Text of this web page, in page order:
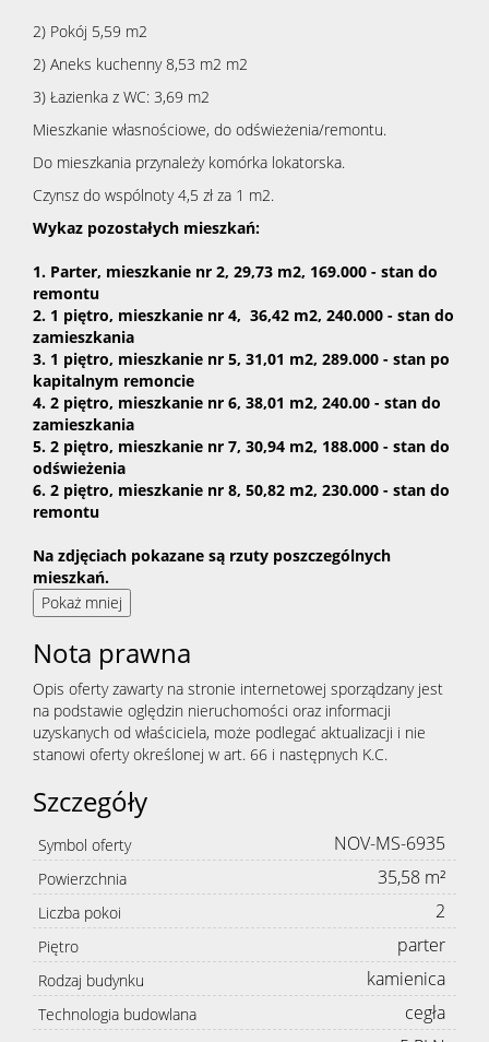
2) Pokój 5,59 m2
2) Aneks kuchenny 8,53 m2 m2
3) Łazienka z WC: 3,69 m2
Mieszkanie własnościowe, do odświeżenia/remontu.
Do mieszkania przynależy komórka lokatorska.
Czynsz do wspólnoty 4,5 zł za 1 m2.
Wykaz pozostałych mieszkań:
1. Parter, mieszkanie nr 2, 29,73 m2, 169.000 - stan do
remontu
2. 1 piętro, mieszkanie nr 4, 36,42 m2, 240.000 - stan do
zamieszkania
3. 1 piętro, mieszkanie nr 5, 31,01 m2, 289.000 - stan po
kapitalnym remoncie
4. 2 piętro, mieszkanie nr 6, 38,01 m2, 240.00 - stan do
zamieszkania
5. 2 piętro, mieszkanie nr 7, 30,94 m2, 188.000 - stan do
odświeżenia
6. 2 piętro, mieszkanie nr 8, 50,82 m2, 230.000 - stan do
remontu
Na zdjęciach pokazane są rzuty poszczególnych
mieszkań.
Pokaż mniej
Nota prawna
Opis oferty zawarty na stronie internetowej sporządzany jest
na podstawie oględzin nieruchomości oraz informacji
uzyskanych od właściciela, może podlegać aktualizacji i nie
stanowi oferty określonej w art. 66 i następnych K.C.
Szczegóły
Symbol oferty NOV-MS-6935
Powierzchnia 35,58 m²
Liczba pokoi 2
Piętro parter
Rodzaj budynku kamienica
Technologia budowlana cegła